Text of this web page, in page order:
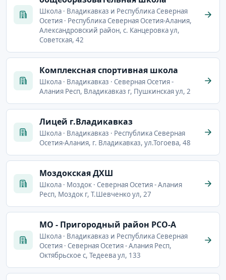
Школа · Владикавказ и Республика Северная
Осетия · Республика Северная Осетия-Алания,
Александровский район, с. Канцеровка ул,
Советская, 42
Комплексная спортивная школа
Школа · Владикавказ · Северная Осетия -
Алания Респ, Владикавказ г, Пушкинская ул, 2
Лицей г.Владикавказ
Школа · Владикавказ · Республика Северная
Осетия-Алания, г. Владикавказ, ул.Тогоева, 48
Моздокская ДХШ
Школа · Моздок · Северная Осетия - Алания
Респ, Моздок г, Т.Шевченко ул, 27
МО - Пригородный район РСО-А
Школа · Владикавказ и Республика Северная
Осетия · Северная Осетия - Алания Респ,
Октябрьское с, Тедеева ул, 133